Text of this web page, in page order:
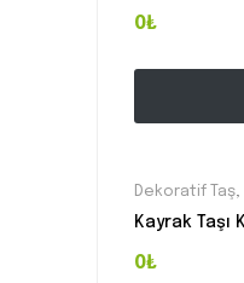
0₺
Dekoratif Taş,
Kayrak Taşı
0₺